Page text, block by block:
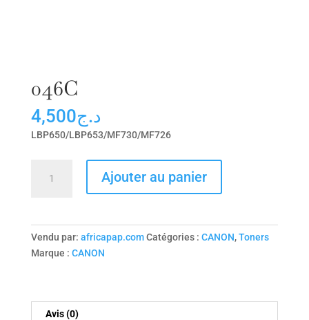
046C
د.ج4,500
LBP650/LBP653/MF730/MF726
Ajouter au panier
Vendu par: africapap.com Catégories : CANON,Toners
Marque : CANON
Avis (0)